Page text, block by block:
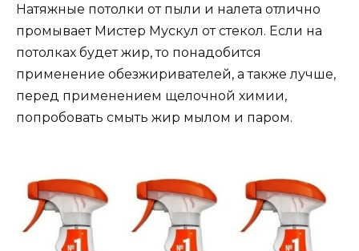
Натяжные потолки от пыли и налета отлично
промывает Мистер Мускул от стекол. Если на
потолках будет жир, то понадобится
применение обезжиривателей, а также лучше,
перед применением щелочной химии,
попробовать смыть жир мылом и паром.